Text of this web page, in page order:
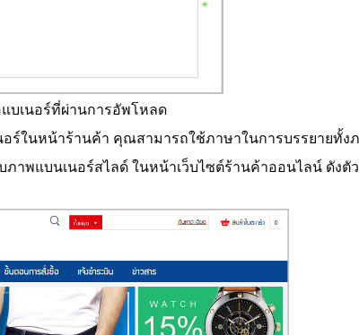
บเนอร์ที่ผ่านการอัพโหลด
ร์ในหน้าร้านค้า คุณสามารถใช้ภาษาในการบรรยายทั้ง
าพแบนเนอร์สไลด์ ในหน้าเว็บไซต์ร้านค้าออนไลน์ ดังตั